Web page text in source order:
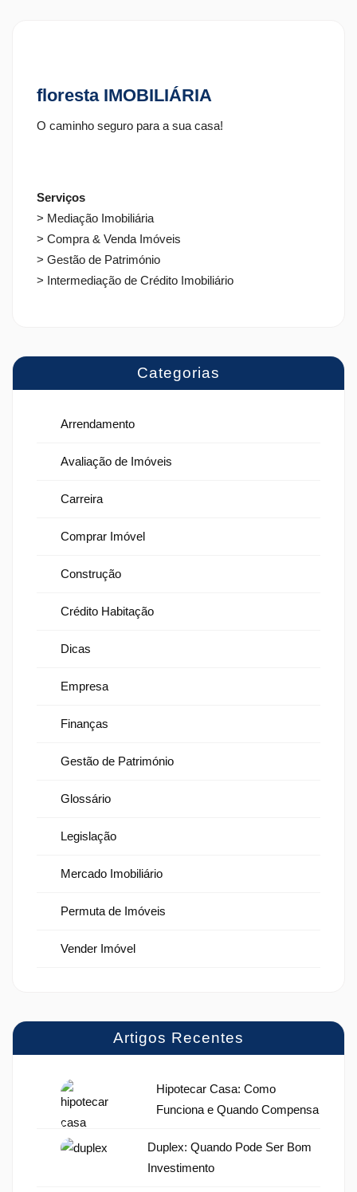
floresta IMOBILIÁRIA
O caminho seguro para a sua casa!
Serviços
> Mediação Imobiliária
> Compra & Venda Imóveis
> Gestão de Património
> Intermediação de Crédito Imobiliário
Categorias
Arrendamento
Avaliação de Imóveis
Carreira
Comprar Imóvel
Construção
Crédito Habitação
Dicas
Empresa
Finanças
Gestão de Património
Glossário
Legislação
Mercado Imobiliário
Permuta de Imóveis
Vender Imóvel
Artigos Recentes
Hipotecar Casa: Como
Funciona e Quando Compensa
Duplex: Quando Pode Ser Bom
Investimento